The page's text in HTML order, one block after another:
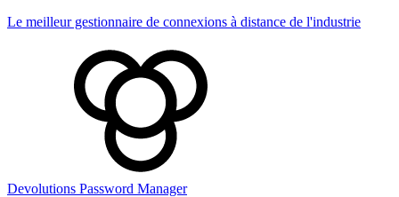
Le meilleur gestionnaire de connexions à distance de l'industrie
Devolutions Password Manager